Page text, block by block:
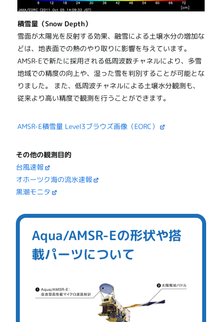
積雪量（Snow Depth）
雪面が太陽光を反射する効果、融雪による土壌水分の増加な
どは、地表面での熱のやり取りに影響を与えています。
AMSR-Eで新たに採用される低周波数チャネルにより、多雪
地域での精度の向上や、湿った雪を判別することが可能とな
りました。 また、低周波チャネルによる土壌水分観測も、
従来より高い精度で観測を行うことができます。
AMSR-E積雪量 Level3ブラウズ画像（EORC）
その他の観測目的
台風速報
オホーツク海の流氷速報
黒潮モニタ
Aqua/AMSR-Eの形状や搭
載パーツについて